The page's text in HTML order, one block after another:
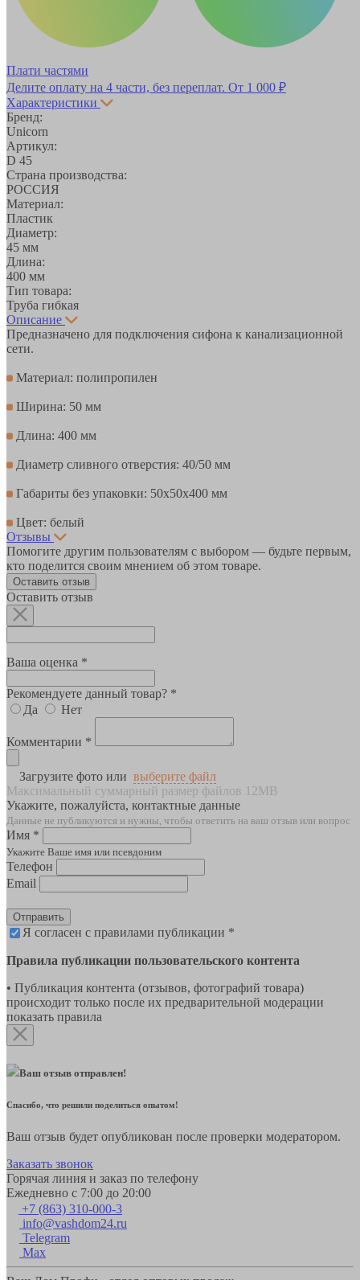
Плати частями
Делите оплату на 4 части, без переплат. От 1 000 ₽
Характеристики
Бренд:
Unicorn
Артикул:
D 45
Страна производства:
РОССИЯ
Материал:
Пластик
Диаметр:
45 мм
Длина:
400 мм
Тип товара:
Труба гибкая
Описание
Предназначено для подключения сифона к канализационной
сети.
Материал: полипропилен
Ширина: 50 мм
Длина: 400 мм
Диаметр сливного отверстия: 40/50 мм
Габариты без упаковки: 50х50х400 мм
Цвет: белый
Отзывы
Помогите другим пользователям с выбором — будьте первым,
кто поделится своим мнением об этом товаре.
Оставить отзыв
Оставить отзыв
Ваша оценка *
Рекомендуете данный товар? *
Да
Нет
Комментарии *
Загрузите фото или выберите файл
Максимальный суммарный размер файлов 12MB
Укажите, пожалуйста, контактные данные
Данные не публикуются и нужны, чтобы ответить на ваш отзыв или вопрос
Имя *
Укажите Ваше имя или псевдоним
Телефон
Email
Отправить
Я согласен с правилами публикации *
Правила публикации пользовательского контента
• Публикация контента (отзывов, фотографий товара)
происходит только после их предварительной модерации
показать правила
Ваш отзыв отправлен!
Спасибо, что решили поделиться опытом!
Ваш отзыв будет опубликован после проверки модератором.
Заказать звонок
Горячая линия и заказ по телефону
Ежедневно с 7:00 до 20:00
+7 (863) 310-000-3
info@vashdom24.ru
Telegram
Max